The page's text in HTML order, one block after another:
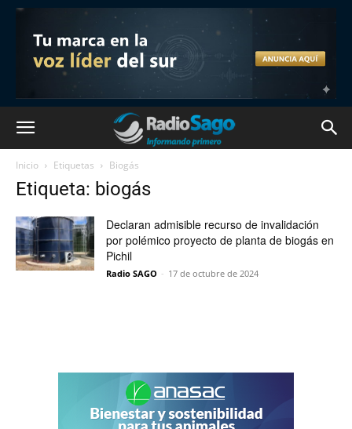
Inicio Etiquetas Biogás
Etiqueta: biogás
Declaran admisible recurso de invalidación
por polémico proyecto de planta de biogás en
Pichil
Radio SAGO - 17 de octubre de 2024